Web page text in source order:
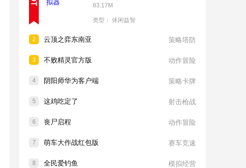
83.17M
类型： 休闲益智
2 云顶之弈东南亚 策略塔防
3 不败精灵官方版 动作冒险
4 阴阳师华为客户端 策略卡牌
5 这鸡吃定了 射击枪战
6 丧尸启程 动作冒险
7 萌车大作战红包版 赛车竞速
8 全民爱钓鱼 模拟经营